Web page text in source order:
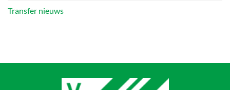
Transfer nieuws